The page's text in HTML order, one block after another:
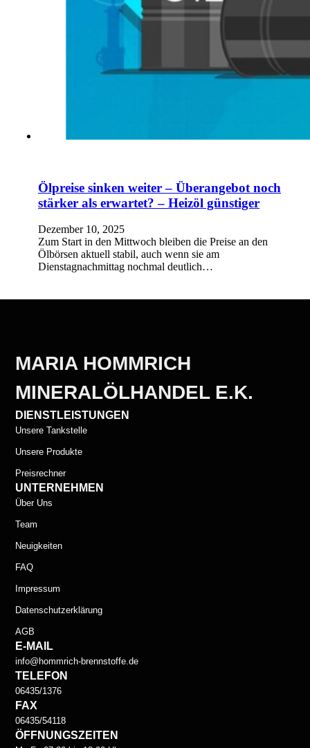
Ölpreise sinken weiter – Überangebot noch
stärker als erwartet? – Heizöl günstiger
Dezember 10, 2025
Zum Start in den Mittwoch bleiben die Preise an den
Ölbörsen aktuell stabil, auch wenn sie am
Dienstagnachmittag nochmal deutlich…
MARIA HOMMRICH
MINERALÖLHANDEL E.K.
DIENSTLEISTUNGEN
Unsere Tankstelle
Unsere Produkte
Preisrechner
UNTERNEHMEN
Über Uns
Team
Neuigkeiten
FAQ
Impressum
Datenschutzerklärung
AGB
E-MAIL
info@hommrich-brennstoffe.de
TELEFON
06435/1376
FAX
06435/54118
ÖFFNUNGSZEITEN